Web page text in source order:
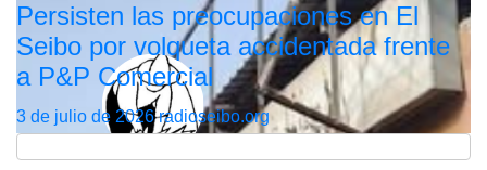
Persisten las preocupaciones en El
Seibo por volqueta accidentada frente
a P&P Comercial
3 de julio de 2026radioseibo.org